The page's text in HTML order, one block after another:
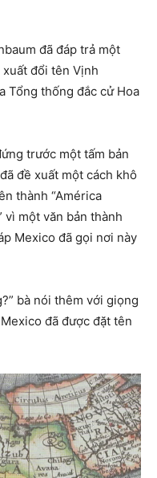
đã đáp trả một
đổi tên Vịnh
Tổng thống đắc cử Hoa
trước một tấm bản
đề xuất một cách khô
thành “América
vì một văn bản thành
Mexico đã gọi nơi này
bà nói thêm với giọng
đã được đặt tên